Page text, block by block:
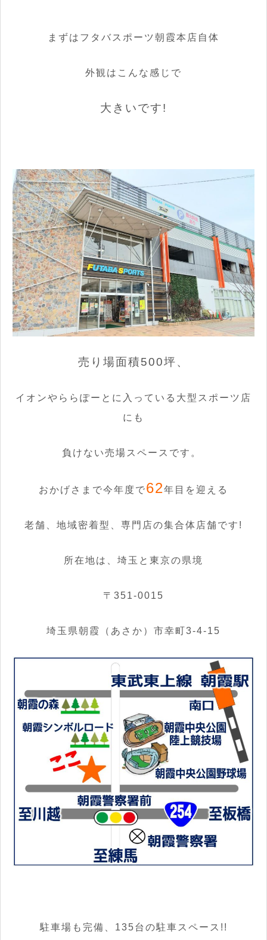
まずはフタバスポーツ朝霞本店自体
外観はこんな感じで
大きいです!
売り場面積500坪、
イオンやららぽーとに入っている大型スポーツ店
にも
負けない売場スペースです。
おかげさまで今年度で62年目を迎える
老舗、地域密着型、専門店の集合体店舗です!
所在地は、埼玉と東京の県境
〒351-0015
埼玉県朝霞（あさか）市幸町3-4-15
駐車場も完備、 135台 の駐車スペース!!